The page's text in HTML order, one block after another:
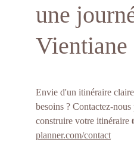
une
Vientiane
Envie d'un itinéraire
besoins ? Contactez-
construire votre itinéraire
planner.com/contact